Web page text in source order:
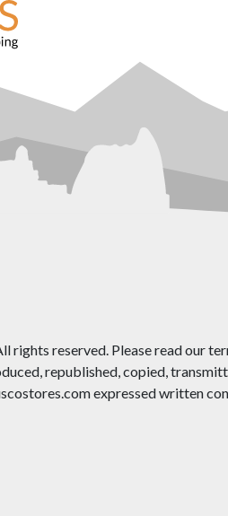
rights reserved. Please read our
republished, copied,
expressed written